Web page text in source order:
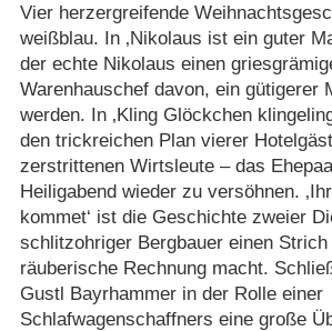
Vier herzergreifende
weißblau. In ‚Nikolaus ist ein guter
der echte Nikolaus einen
Warenhauschef davon, ein gütigerer
werden. In ‚Kling Glöckchen
den trickreichen Plan vierer
zerstrittenen Wirtsleute – das
Heiligabend wieder zu versöhnen.
kommet‘ ist die Geschichte zweier
schlitzohriger Bergbauer einen
räuberische Rechnung macht.
Gustl Bayrhammer in der Rolle einer
Schlafwagenschaffners eine große